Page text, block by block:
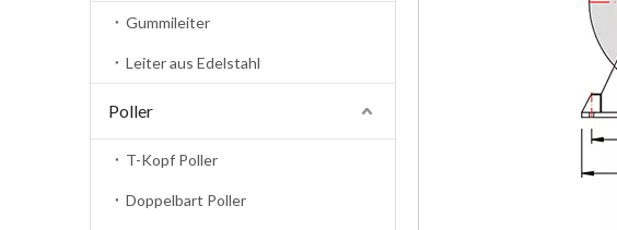
Gummileiter
Leiter aus Edelstahl
Poller
T-Kopf Poller
Doppelbart Poller